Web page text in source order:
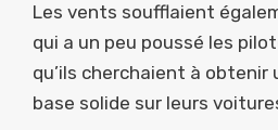
Les vents soufflaient
qui a un peu poussé les
qu’ils cherchaient à obtenir
base solide sur leurs